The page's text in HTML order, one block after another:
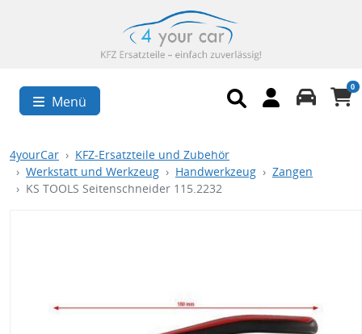
Menü
0
4yourCar
KFZ-Ersatzteile und Zubehör
Werkstatt und Werkzeug
Handwerkzeug
Zangen
KS TOOLS Seitenschneider 115.2232